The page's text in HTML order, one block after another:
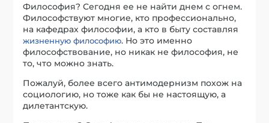
Философия? Сегодня ее не найти днем с огнем.
Философствуют многие, кто профессионально,
на кафедрах философии, а кто в быту составляя
жизненную философию. Но это именно
философствование, но никак не философия, не
то, что можно знать.
Пожалуй, более всего антимодернизм похож на
социологию, но тоже как бы не настоящую, а
дилетантскую.